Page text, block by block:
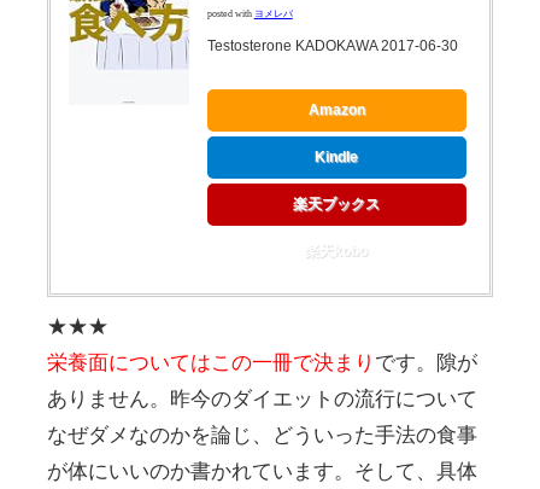
posted with ヨメレバ
Testosterone KADOKAWA 2017-06-30
Amazon
Kindle
楽天ブックス
楽天kobo
★★★
栄養面についてはこの一冊で決まり です。隙が
ありません。昨今のダイエットの流行について
なぜダメなのかを論じ、どういった手法の食事
が体にいいのか書かれています。そして、具体